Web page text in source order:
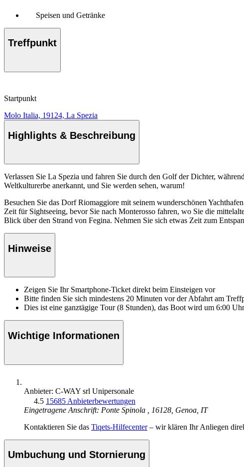
Speisen und Getränke
Treffpunkt
Startpunkt
Molo Italia, 19124, La Spezia
Highlights & Beschreibung
Verlassen Sie La Spezia und fahren Sie durch den Golf der Dichter,
Weltkulturerbe anerkannt, und Sie werden sehen, warum!
Besuchen Sie das Dorf Riomaggiore mit seinem wunderschönen
Zeit für Sightseeing, bevor Sie nach Monterosso fahren, wo Sie die
Blick über den Strand von Fegina. Nehmen Sie sich etwas Zeit zum
Hinweise
Zeigen Sie Ihr Smartphone-Ticket direkt beim Einsteigen vor
Bitte finden Sie sich mindestens 20 Minuten vor der Abfahrt am
Dies ist eine ganztägige Tour (8 Stunden), das Boot wird um 6:00
Wichtige Informationen
Anbieter: C-WAY srl Unipersonale
4.5 15685 Anbieterbewertungen
Eingetragene Anschrift: Ponte Spinola , 16128, Genoa, IT
Kontaktieren Sie das Tiqets-Hilfecenter– wir klären Ihr Anliegen
Umbuchung und Stornierung